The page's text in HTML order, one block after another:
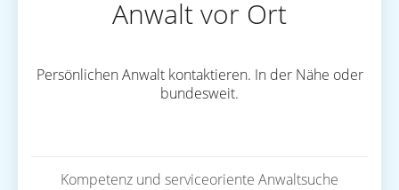
Anwalt vor Ort
Persönlichen Anwalt kontaktieren. In der Nähe oder
bundesweit.
Kompetenz und serviceoriente Anwaltsuche